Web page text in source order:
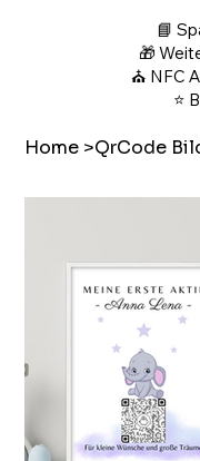
📘
🎁
⛪ NFC
⭐
Home >QrCode